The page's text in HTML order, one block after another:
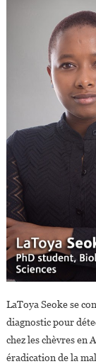
LaToya Seoke se
diagnostic pour
chez les chèvres en
éradication de la